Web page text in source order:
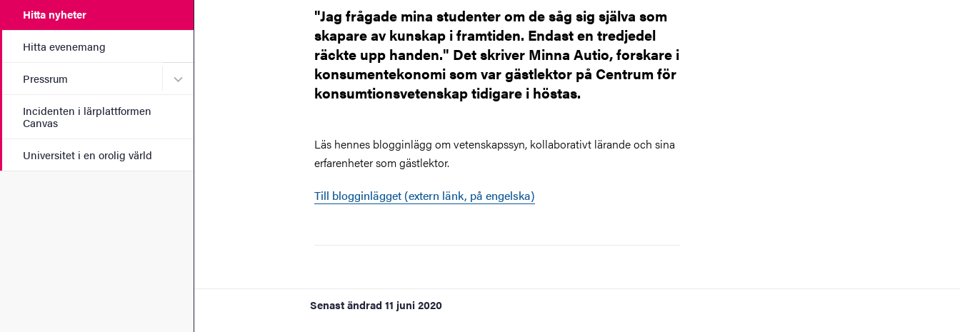
Hitta nyheter
Hitta evenemang
Pressrum Undermeny för Pressrum
Incidenten i lärplattformen
Canvas
Universitet i en orolig värld
"Jag frågade mina studenter om de såg sig själva som
skapare av kunskap i framtiden. Endast en tredjedel
räckte upp handen." Det skriver Minna Autio, forskare i
konsumentekonomi som var gästlektor på Centrum för
konsumtionsvetenskap tidigare i höstas.
Läs hennes blogginlägg om vetenskapssyn, kollaborativt lärande och sina
erfarenheter som gästlektor.
Till blogginlägget (extern länk, på engelska)
Senast ändrad 11 juni 2020